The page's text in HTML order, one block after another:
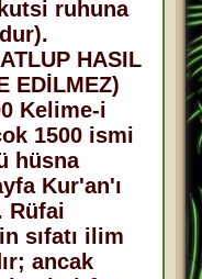
ruhuna
HASIL
EDİLMEZ)
Kelime-i
1500 ismi
hüsna
Kur'an'ı
Rüfai
sıfatı ilim
ancak